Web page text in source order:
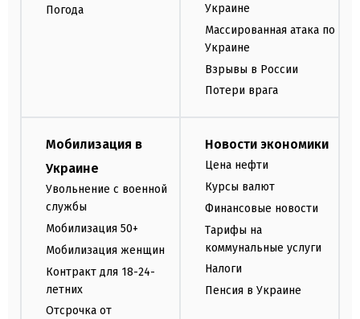
Погода
Украине
Массированная атака по
Украине
Взрывы в России
Потери врага
Мобилизация в
Украине
Увольнение с военной
службы
Мобилизация 50+
Мобилизация женщин
Контракт для 18-24-
летних
Отсрочка от
Новости экономики
Цена нефти
Курсы валют
Финансовые новости
Тарифы на
коммунальные услуги
Налоги
Пенсия в Украине